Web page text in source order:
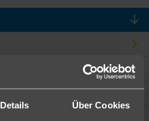
Details Über Cookies